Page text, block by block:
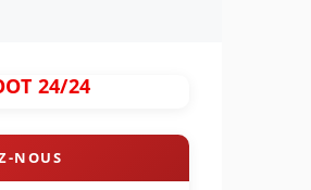
24/24